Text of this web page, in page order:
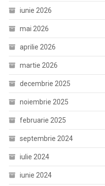
iunie 2026
mai 2026
aprilie 2026
martie 2026
decembrie 2025
noiembrie 2025
februarie 2025
septembrie 2024
iulie 2024
iunie 2024